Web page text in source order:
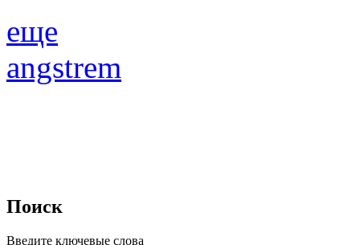
еще
angstrem
Поиск
Введите ключевые слова